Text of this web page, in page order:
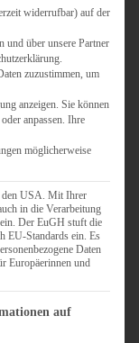
TISCH
FISCH
BACKEN
& QUICHES
widerrufbar) auf der
und über unsere Partner
zuzustimmen, um
anzeigen. Sie können
anpassen. Ihre
möglicherweise
den USA. Mit Ihrer
in die Verarbeitung
Der EuGH stuft die
EU-Standards ein. Es
Daten
Europäerinnen und
Transparency and Consent
auf